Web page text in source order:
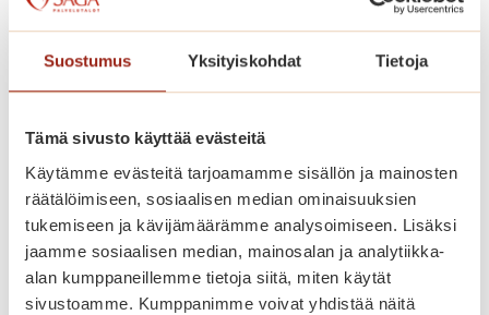
Suostumus Yksityiskohdat Tietoja
Tämä sivusto käyttää evästeitä
Käytämme evästeitä tarjoamamme sisällön ja mainosten
räätälöimiseen, sosiaalisen median ominaisuuksien
tukemiseen ja kävijämäärämme analysoimiseen. Lisäksi
jaamme sosiaalisen median, mainosalan ja analytiikka-
alan kumppaneillemme tietoja siitä, miten käytät
sivustoamme. Kumppanimme voivat yhdistää näitä
Saga Tammilinnassa on yhteensä 129
vuokrattavaa senioriasuntoa, yksiöitä
ja kaksioita kooltaan 36-56 m2
hyvin varustellut senioriasunnot on
toteutettu yksityisten Saga-
palvelutalojen korkeiden
laatukriteerien mukaisesti. Meillä asut
omassa kodissasi, jonka voit sisustaa
mieleiseksesi. Kaikissa asunnoissa on